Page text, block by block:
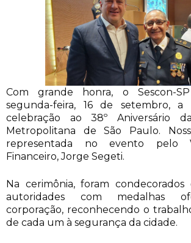
Com grande honra, o Sescon-
segunda-feira, 16 de setembro, a
celebração ao 38º Aniversário
Metropolitana de São Paulo.
representada no evento pelo
Financeiro, Jorge Segeti.
Na cerimônia, foram condecorados
autoridades com medalhas
corporação, reconhecendo o
de cada um à segurança da cidade.